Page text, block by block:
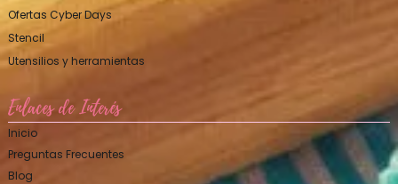
Ofertas Cyber Days
Stencil
Utensilios y herramientas
Enlaces de Interés
Inicio
Preguntas Frecuentes
Blog